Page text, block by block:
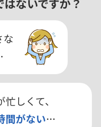
な
しくて、
間がない…